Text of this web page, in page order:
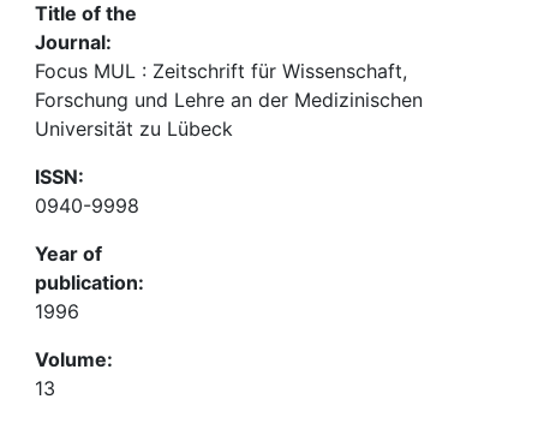
Title of the
Journal:
Focus MUL : Zeitschrift für Wissenschaft,
Forschung und Lehre an der Medizinischen
Universität zu Lübeck
ISSN:
0940-9998
Year of
publication:
1996
Volume:
13